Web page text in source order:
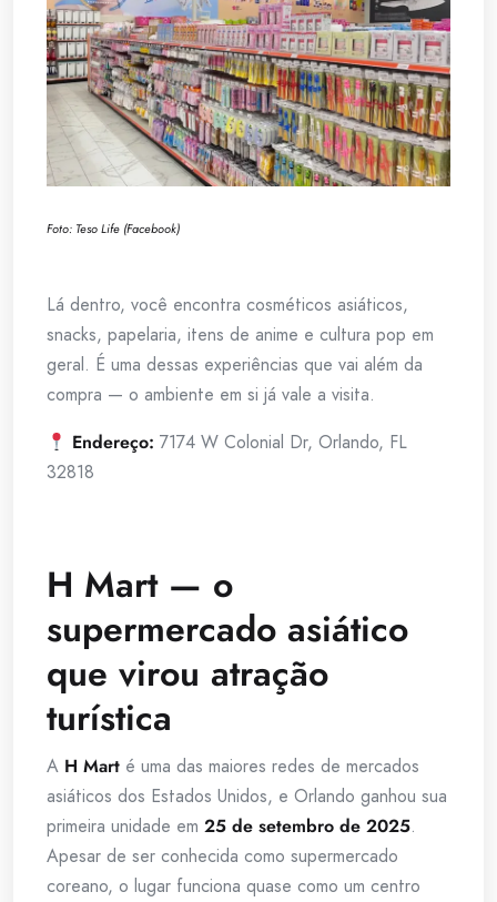
Foto: Teso Life (Facebook)
Lá dentro, você encontra cosméticos asiáticos,
snacks, papelaria, itens de anime e cultura pop em
geral. É uma dessas experiências que vai além da
compra — o ambiente em si já vale a visita.
Endereço: 7174 W Colonial Dr, Orlando, FL
32818
H Mart — o
supermercado asiático
que virou atração
turística
A H Mart é uma das maiores redes de mercados
asiáticos dos Estados Unidos, e Orlando ganhou sua
primeira unidade em 25 de setembro de 2025.
Apesar de ser conhecida como supermercado
coreano, o lugar funciona quase como um centro